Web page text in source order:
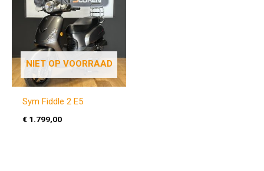
NIET OP VOORRAAD
Sym Fiddle 2 E5
€ 1.799,00